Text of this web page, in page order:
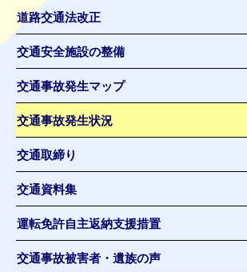
道路交通法改正
交通安全施設の整備
交通事故発生マップ
交通事故発生状況
交通取締り
交通資料集
運転免許自主返納支援措置
交通事故被害者・遺族の声